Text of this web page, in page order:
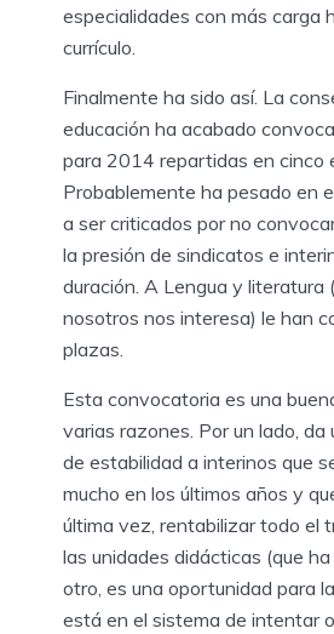
especialidades con más carga
currículo.
Finalmente ha sido así. La
educación ha acabado
para 2014 repartidas en cinco
Probablemente ha pesado en
a ser criticados por no
la presión de sindicatos e
duración. A Lengua y literatura
nosotros nos interesa) le han
plazas.
Esta convocatoria es una
varias razones. Por un lado, da
de estabilidad a interinos que
mucho en los últimos años y
última vez, rentabilizar todo el
las unidades didácticas (que
otro, es una oportunidad para
está en el sistema de intentar